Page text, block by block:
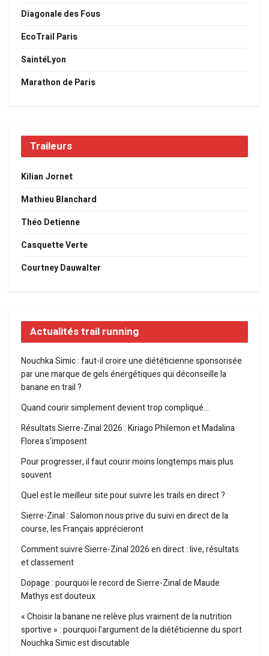
Diagonale des Fous
EcoTrail Paris
SaintéLyon
Marathon de Paris
Traileurs
Kilian Jornet
Mathieu Blanchard
Théo Detienne
Casquette Verte
Courtney Dauwalter
Actualités trail running
Nouchka Simic : faut-il croire une diététicienne sponsorisée
par une marque de gels énergétiques qui déconseille la
banane en trail ?
Quand courir simplement devient trop compliqué…
Résultats Sierre-Zinal 2026 : Kiriago Philemon et Madalina
Florea s’imposent
Pour progresser, il faut courir moins longtemps mais plus
souvent
Quel est le meilleur site pour suivre les trails en direct ?
Sierre-Zinal : Salomon nous prive du suivi en direct de la
course, les Français apprécieront
Comment suivre Sierre-Zinal 2026 en direct : live, résultats
et classement
Dopage : pourquoi le record de Sierre-Zinal de Maude
Mathys est douteux
« Choisir la banane ne relève plus vraiment de la nutrition
sportive » : pourquoi l’argument de la diététicienne du sport
Nouchka Simic est discutable